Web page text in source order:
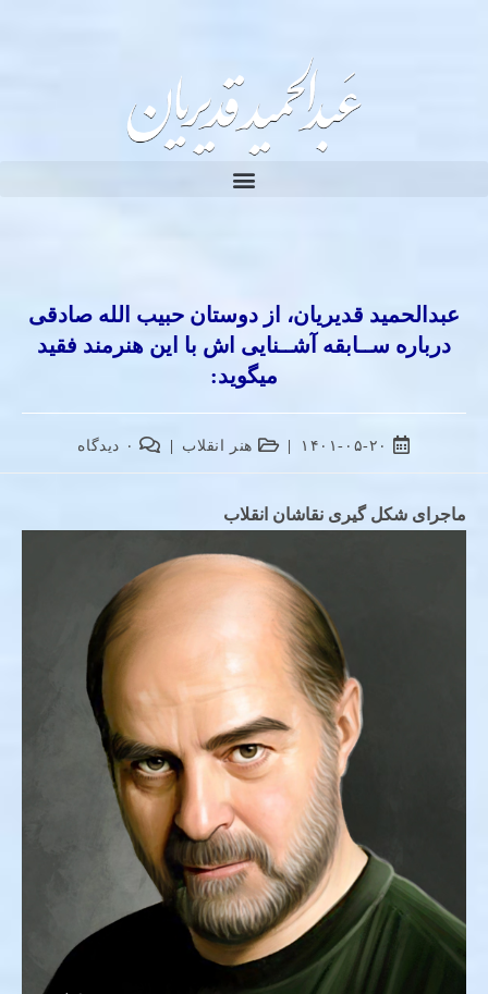
عبدالحمید قدیریان، از دوستان حبیب الله صادقی
درباره ســابقه آشــنایی اش با این هنرمند فقید
میگوید:
۱۴۰۱-۰۵-۲۰ هنر انقلاب ۰ دیدگاه
ماجرای شکل گیری نقاشان انقلاب